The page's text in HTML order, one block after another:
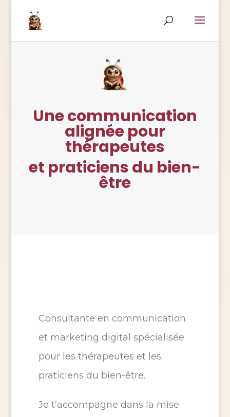
Une communication
alignée pour
thérapeutes
et praticiens du bien-
être
Consultante en communication
et marketing digital spécialisée
pour les thérapeutes et les
praticiens du bien-être.
Je t’accompagne dans la mise